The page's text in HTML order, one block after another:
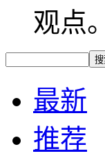
观点。
最新
推荐